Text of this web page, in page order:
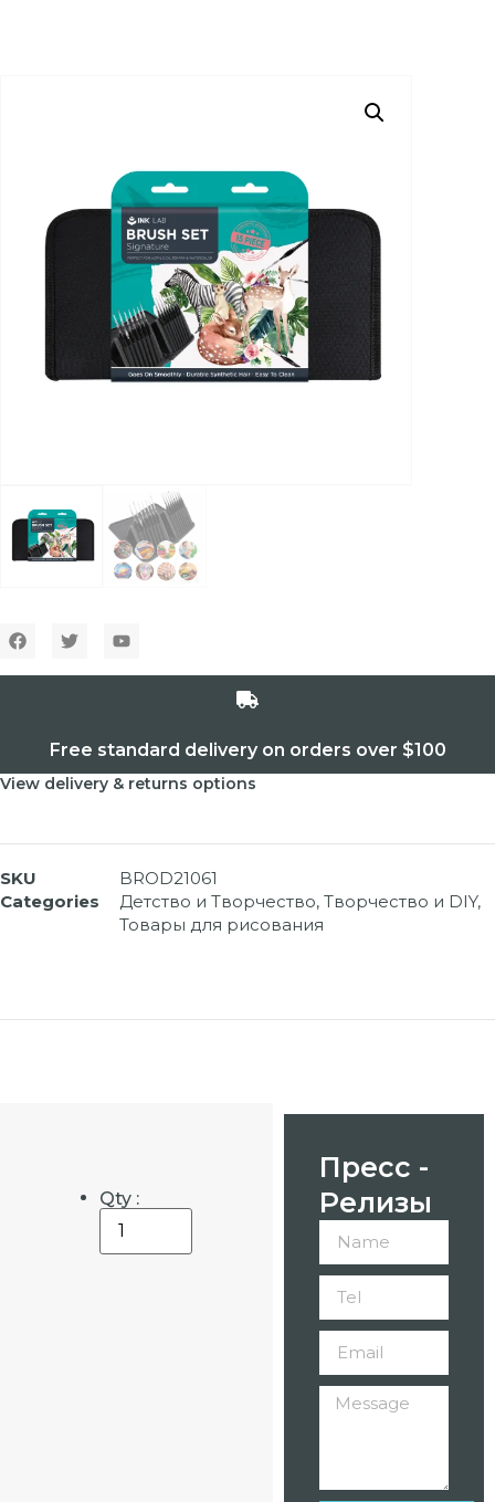
Free standard delivery on orders over $100
View delivery & returns options
SKU
BROD21061
Categories
Детство и Творчество, Творчество и DIY,
Товары для рисования
Qty :
Пресс -
Релизы